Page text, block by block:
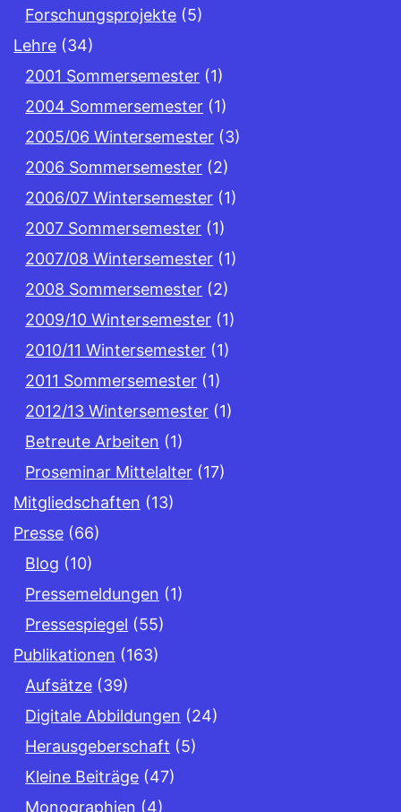
Forschungsprojekte (5)
Lehre (34)
2001 Sommersemester (1)
2004 Sommersemester (1)
2005/06 Wintersemester (3)
2006 Sommersemester (2)
2006/07 Wintersemester (1)
2007 Sommersemester (1)
2007/08 Wintersemester (1)
2008 Sommersemester (2)
2009/10 Wintersemester (1)
2010/11 Wintersemester (1)
2011 Sommersemester (1)
2012/13 Wintersemester (1)
Betreute Arbeiten (1)
Proseminar Mittelalter (17)
Mitgliedschaften (13)
Presse (66)
Blog (10)
Pressemeldungen (1)
Pressespiegel (55)
Publikationen (163)
Aufsätze (39)
Digitale Abbildungen (24)
Herausgeberschaft (5)
Kleine Beiträge (47)
Monographien (4)